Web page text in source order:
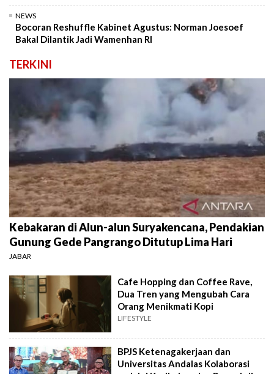
NEWS
Bocoran Reshuffle Kabinet Agustus: Norman Joesoef
Bakal Dilantik Jadi Wamenhan RI
TERKINI
Kebakaran di Alun-alun Suryakencana, Pendakian
Gunung Gede Pangrango Ditutup Lima Hari
JABAR
Cafe Hopping dan Coffee Rave,
Dua Tren yang Mengubah Cara
Orang Menikmati Kopi
LIFESTYLE
BPJS Ketenagakerjaan dan
Universitas Andalas Kolaborasi